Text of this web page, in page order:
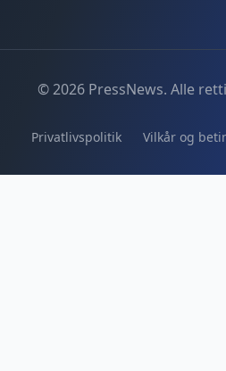
© 2026 PressNews. Alle
Privatlivspolitik Vilkår og